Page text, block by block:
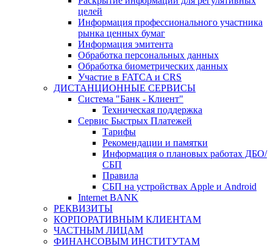
целей
Информация профессионального участника
рынка ценных бумаг
Информация эмитента
Обработка персональных данных
Обработка биометрических данных
Участие в FATCA и CRS
ДИСТАНЦИОННЫЕ СЕРВИСЫ
Система "Банк - Клиент"
Техническая поддержка
Сервис Быстрых Платежей
Тарифы
Рекомендации и памятки
Информация о плановых работах ДБО/
СБП
Правила
СБП на устройствах Apple и Android
Internet BANK
РЕКВИЗИТЫ
КОРПОРАТИВНЫМ КЛИЕНТАМ
ЧАСТНЫМ ЛИЦАМ
ФИНАНСОВЫМ ИНСТИТУТАМ